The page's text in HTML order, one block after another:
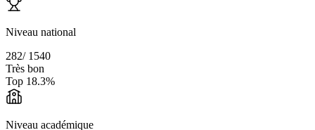
Niveau national
282/ 1540
Très bon
Top 18.3%
Niveau académique